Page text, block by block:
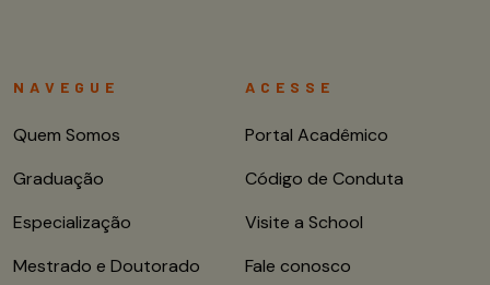
NAVEGUE
Quem Somos
Graduação
Especialização
Mestrado e Doutorado
ACESSE
Portal Acadêmico
Código de Conduta
Visite a School
Fale conosco